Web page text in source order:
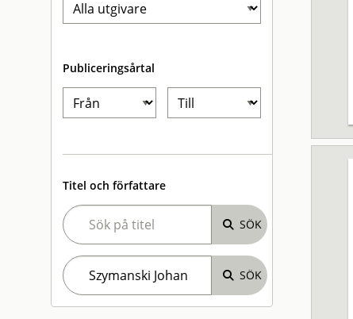
Publiceringsårtal
Titel och författare